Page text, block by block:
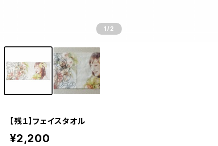
1/2
【残１】フェイスタオル
¥2,200